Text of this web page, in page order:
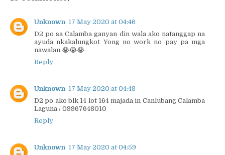
Unknown 17 May 2020 at 04:46
D2 po sa Calamba ganyan din wala ako natanggap na
ayuda nkakalungkot Yong no work no pay pa mga
nawalan 😭😭😭
Reply
Unknown 17 May 2020 at 04:48
D2 po ako blk 14 lot 164 majada in Canlubang Calamba
Laguna / 09967648010
Reply
Unknown 17 May 2020 at 04:59